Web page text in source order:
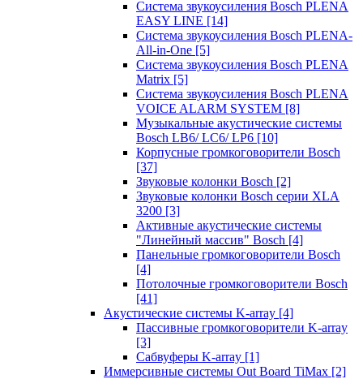
Система звукоусиления Bosch PLENA
EASY LINE [14]
Система звукоусиления Bosch PLENA-
All-in-One [5]
Система звукоусиления Bosch PLENA
Matrix [5]
Система звукоусиления Bosch PLENA
VOICE ALARM SYSTEM [8]
Музыкальные акустические системы
Bosch LB6/ LC6/ LP6 [10]
Корпусные громкоговорители Bosch
[37]
Звуковые колонки Bosch [2]
Звуковые колонки Bosch серии XLA
3200 [3]
Активные акустические системы
"Линейный массив" Bosch [4]
Панельные громкоговорители Bosch
[4]
Потолочные громкоговорители Bosch
[41]
Акустические системы K-array [4]
Пассивные громкоговорители K-array
[3]
Сабвуферы K-array [1]
Иммерсивные системы Out Board TiMax [2]